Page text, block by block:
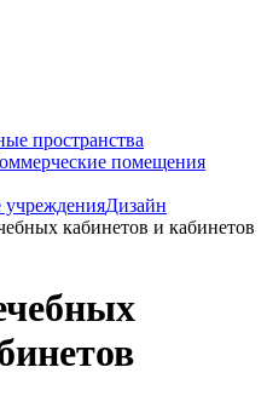
пространства
помещения
учрежденияДизайн
кабинетов и кабинетов